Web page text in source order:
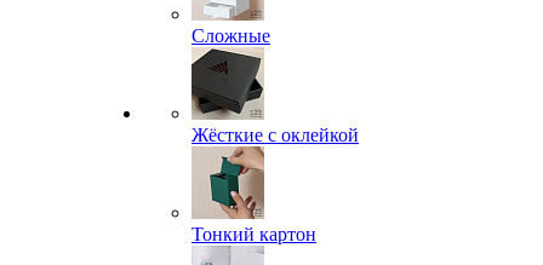
Сложные
Жёсткие с оклейкой
Тонкий картон